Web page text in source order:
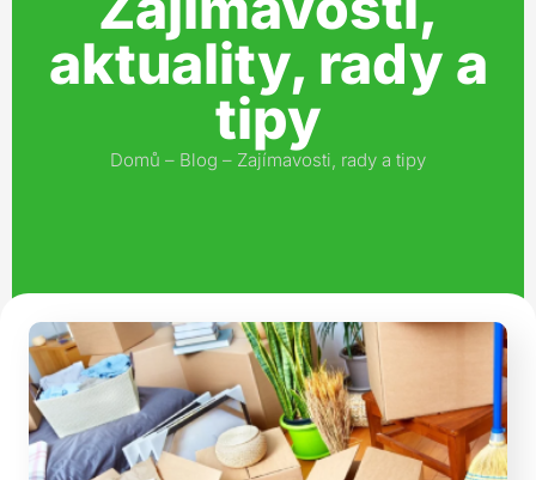
aktuality, rady a
tipy
Domů – Blog – Zajímavosti, rady a tipy